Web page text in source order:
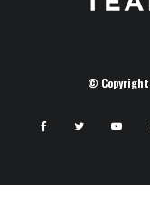
© Copyright